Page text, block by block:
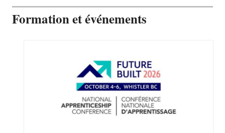
Formation et événements